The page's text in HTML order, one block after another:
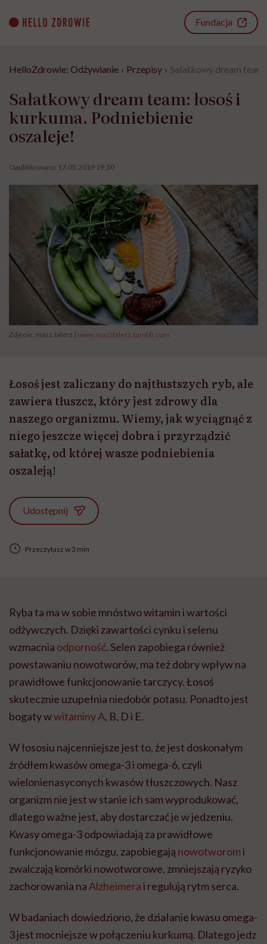
content
Fundacja
HelloZdrowie: Odżywianie › Przepisy › Sałatkowy dream
Sałatkowy dream team: łosoś i
kurkuma. Podniebienie
oszaleje!
Opublikowano: 17.05.2019 19:30
Zdjęcie: masz.talerz | www.masztalerz.tumblr.com
Łosoś jest zaliczany do najtłustszych ryb, ale
zawiera tłuszcz, który jest zdrowy dla
naszego organizmu. Wiemy, jak wyciągnąć z
niego jeszcze więcej dobra i przyrządzić
sałatkę, od której wasze podniebienia
oszaleją!
Udostępnij
Przeczytasz w 3 min
Ryba ta ma w sobie mnóstwo witamin i wartości
odżywczych. Dzięki zawartości cynku i selenu
wzmacnia odporność. Selen zapobiega również
powstawaniu nowotworów, ma też dobry wpływ na
prawidłowe funkcjonowanie tarczycy. Łosoś
skutecznie uzupełnia niedobór potasu. Ponadto jest
bogaty wwitaminy A, B, D i E.
W łososiu najcenniejsze jest to, że jest doskonałym
źródłem kwasów omega-3 i omega-6, czyli
wielonienasyconych kwasów tłuszczowych. Nasz
organizm nie jest w stanie ich sam wyprodukować,
dlatego ważne jest, aby dostarczać je w jedzeniu.
Kwasy omega-3 odpowiadają za prawidłowe
funkcjonowanie mózgu, zapobiegają nowotworomi
zwalczają komórki nowotworowe, zmniejszają ryzyko
zachorowania naAlzheimerai regulują rytm serca.
W badaniach dowiedziono, że działanie kwasu omega-
3 jest mocniejsze w połączeniu kurkumą. Dlatego jedz